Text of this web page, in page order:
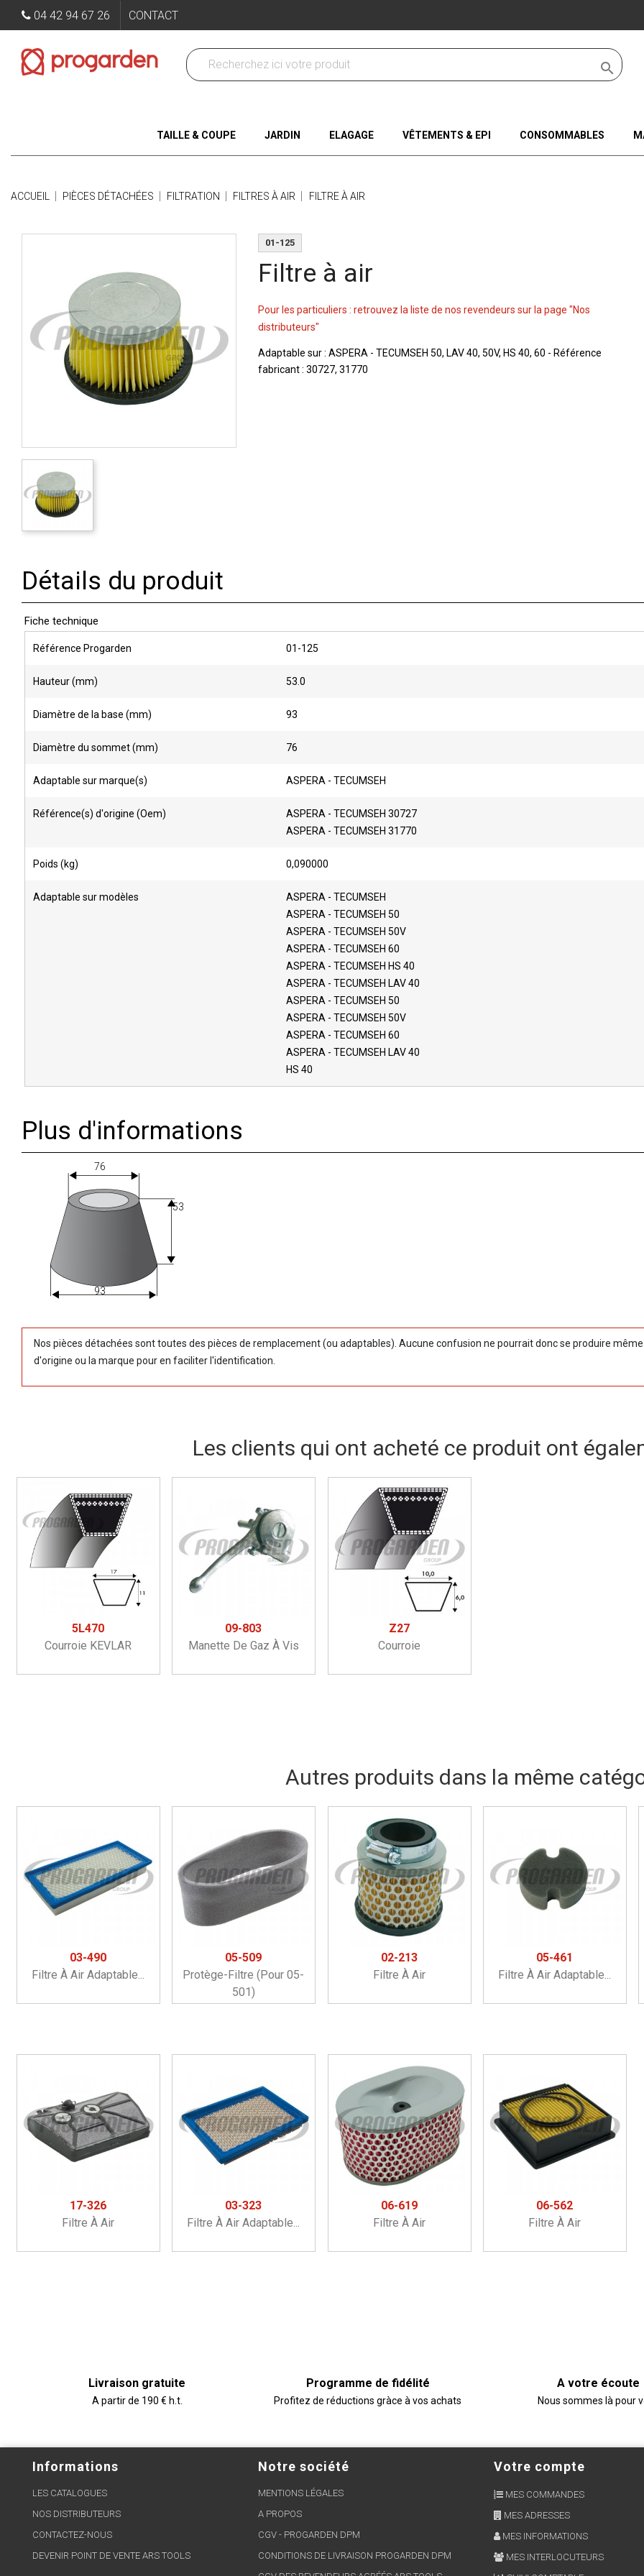
04 42 94 67 26 CONTACT

TAILLE & COUPE JARDIN ELAGAGE VÊTEMENTS & EPI CONSOMMABLES
ACCUEIL PIÈCES DÉTACHÉES FILTRATION FILTRES À AIR FILTRE À AIR
01-125
Filtre à air
Pour les particuliers : retrouvez la liste de nos revendeurs sur la page "Nos
distributeurs"
Adaptable sur : ASPERA - TECUMSEH 50, LAV 40, 50V, HS 40, 60 - Référence
fabricant : 30727, 31770
Détails du produit
Fiche technique
Référence Progarden 01-125
Hauteur (mm) 53.0
Diamètre de la base (mm) 93
Diamètre du sommet (mm) 76
Adaptable sur marque(s) ASPERA - TECUMSEH
Référence(s) d'origine (Oem)
ASPERA - TECUMSEH 30727
ASPERA - TECUMSEH 31770
Poids (kg) 0,090000
Adaptable sur modèles
ASPERA - TECUMSEH
ASPERA - TECUMSEH 50
ASPERA - TECUMSEH 50V
ASPERA - TECUMSEH 60
ASPERA - TECUMSEH HS 40
ASPERA - TECUMSEH LAV 40
ASPERA - TECUMSEH 50
ASPERA - TECUMSEH 50V
ASPERA - TECUMSEH 60
ASPERA - TECUMSEH LAV 40
HS 40
Plus d'informations
76
53
93
Nos pièces détachées sont toutes des pièces de remplacement (ou adaptables). Aucune confusion ne pourrait donc se produire
d'origine ou la marque pour en faciliter l'identification.
Les clients qui ont acheté ce produit ont
5L470
Courroie KEVLAR
09-803
Manette De Gaz À Vis
Z27
Courroie
Autres produits dans la même
03-490
Filtre À Air Adaptable...
05-509
Protège-Filtre (pour 05-
501)
02-213
Filtre À Air
05-461
Filtre À Air Adaptable...
17-326
Filtre À Air
03-323
Filtre À Air Adaptable...
06-619
Filtre À Air
06-562
Filtre À Air
Livraison gratuite
A partir de 190 € h.t.
Programme de fidélité
Profitez de réductions gràce à vos achats
A votre écoute
Nous sommes là pour
Informations
LES CATALOGUES
NOS DISTRIBUTEURS
CONTACTEZ-NOUS
DEVENIR POINT DE VENTE ARS TOOLS
Notre société
MENTIONS LÉGALES
A PROPOS
CGV - PROGARDEN DPM
CONDITIONS DE LIVRAISON PROGARDEN DPM
Votre compte
MES COMMANDES
MES ADRESSES
MES INFORMATIONS
MES INTERLOCUTEURS